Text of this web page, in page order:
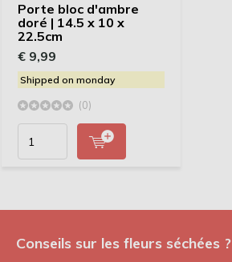
Porte bloc d'ambre
doré | 14.5 x 10 x
22.5cm
€ 9,99
Shipped on monday
(0)
Conseils sur les fleurs séchées ?